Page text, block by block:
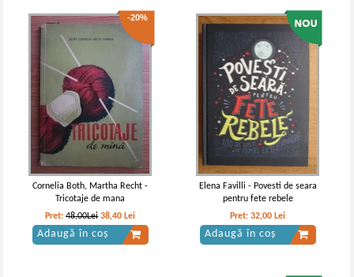
-20%
Cornelia Both, Martha Recht -
Tricotaje de mana
Pret:48,00Lei 38,40 Lei
Adaugă în coș
Elena Favilli - Povesti de seara
pentru fete rebele
Pret:32,00 Lei
Adaugă în coș